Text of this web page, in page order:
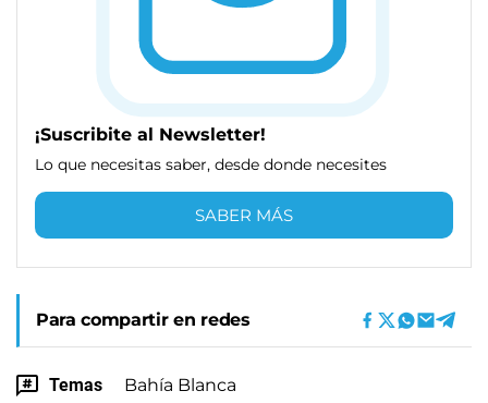
¡Suscribite al Newsletter!
Lo que necesitas saber, desde donde necesites
SABER MÁS
Para compartir en redes
Temas Bahía Blanca